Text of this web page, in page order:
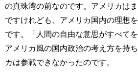
の真珠湾の前なのです。アメリカは
ですけれども、アメリカ国内の理想
です。「人間の自由な意思がすべて
アメリカ風の国内政治の考え方を持
カは参戦できなかったのです。